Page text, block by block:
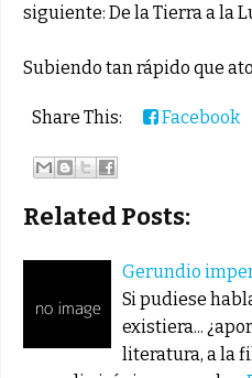
siguiente: De la Tierra a la
Subiendo tan rápido que
Share This: Facebook
Related Posts:
Gerundio
Si pudiese
existiera...
literatura, a la